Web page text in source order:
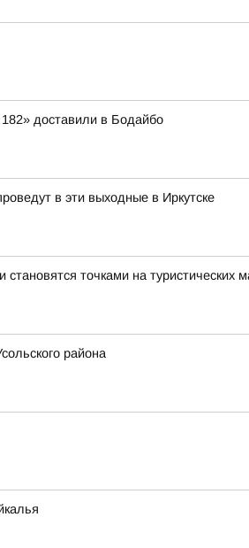
182» доставили в Бодайбо
в эти выходные в Иркутске
точками на туристических
района